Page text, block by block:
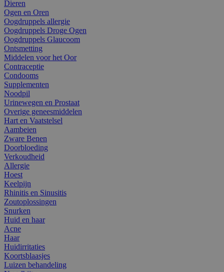
Dieren
Ogen en Oren
Oogdruppels allergie
Oogdruppels Droge Ogen
Oogdruppels Glaucoom
Ontsmetting
Middelen voor het Oor
Contraceptie
Condooms
Supplementen
Noodpil
Urinewegen en Prostaat
Overige geneesmiddelen
Hart en Vaatstelsel
Aambeien
Zware Benen
Doorbloeding
Verkoudheid
Allergie
Hoest
Keelpijn
Rhinitis en Sinusitis
Zoutoplossingen
Snurken
Huid en haar
Acne
Haar
Huidirritaties
Koortsblaasjes
Luizen behandeling